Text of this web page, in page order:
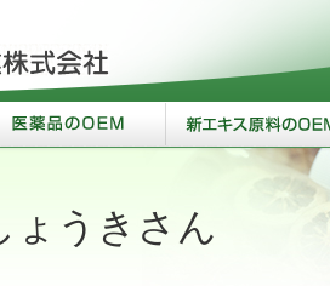
ょうきさん